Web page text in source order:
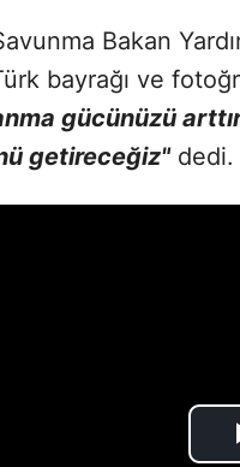
Bakan
bayrağı ve
gücünüzü
getireceğiz"dedi.